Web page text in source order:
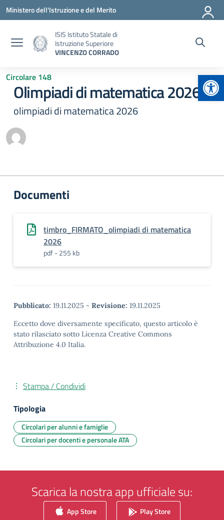
Vai ai contenuti
Vai al menu di navigazione
Vai al footer
Ministero dell'Istruzione e del Merito
ISIS Istituto Statale di
Istruzione Superiore
VINCENZO CORRADO
Circolare 148
Olimpiadi di matematica 2026
olimpiadi di matematica 2026
Documenti
timbro_FIRMATO_olimpiadi di matematica
2026
pdf - 255 kb
Pubblicato: 19.11.2025 - Revisione: 19.11.2025
Eccetto dove diversamente specificato, questo articolo è
stato rilasciato sotto Licenza Creative Commons
Attribuzione 4.0 Italia.
Stampa / Condividi
Tipologia
Circolari per alunni e famiglie
Circolari per docenti e personale ATA
Scarica la nostra app ufficiale su:
App Store Play Store